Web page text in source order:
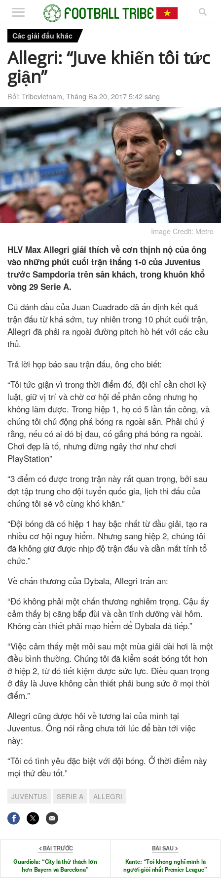
Các giải đấu khác
Allegri: “Juve khiến tôi tức
giận”
Bởi: Tribevietnam, Tháng Ba 20, 2017 5:42 sáng
Image Credit: Metro
HLV Max Allegri giải thích về cơn thịnh nộ của ông
vào những phút cuối trận thắng 1-0 của Juventus
trước Sampdoria trên sân khách, trong khuôn khổ
vòng 29 Serie A.
Cú đánh đầu của Juan Cuadrado đã ấn định kết quả
trận đấu từ khá sớm, tuy nhiên trong 10 phút cuối trận,
Allegri đã phải ra ngoài đường pitch hò hét với các cầu
thủ.
Trả lời họp báo sau trận đấu, ông cho biết:
“Tôi tức giận vì trong thời điểm đó, đội chỉ cần chơi kỷ
luật, giữ vị trí và chờ cơ hội để phản công nhưng họ
không làm được. Trong hiệp 1, họ có 5 lần tấn công, và
chúng tôi chủ động phá bóng ra ngoài sân. Phải chú ý
rằng, nếu có ai đó bị đau, cố gắng phá bóng ra ngoài.
Chơi đẹp là tố, nhưng đừng ngây thơ như chơi
PlayStation”
“3 điểm có được trong trận này rất quan trọng, bởi sau
đợt tập trung cho đội tuyển quốc gia, lịch thi đấu của
chúng tôi sẽ vô cùng khó khăn.”
“Đội bóng đã có hiệp 1 hay bậc nhất từ đầu giải, tạo ra
nhiều cơ hội nguy hiểm. Nhưng sang hiệp 2, chúng tôi
đã không giữ được nhịp độ trận đấu và dần mất tính tổ
chức.”
Về chấn thương của Dybala, Allegri trấn an:
“Đó không phải một chấn thương nghiêm trọng. Cậu ấy
cảm thấy bị căng bắp đùi và cần tĩnh dưỡng vài hôm.
Không cần thiết phải mạo hiểm để Dybala đá tiếp.”
“Việc cảm thấy mệt mỏi sau một mùa giải dài hơi là một
điều bình thường. Chúng tôi đã kiểm soát bóng tốt hơn
ở hiệp 2, từ đó tiết kiệm được sức lực. Điều quan trọng
ở đây là Juve không cần thiết phải bung sức ở mọi thời
điểm.”
Allegri cũng được hỏi về tương lai của mình tại
Juventus. Ông nói rằng chưa tới lúc để bàn tới việc
này:
“Tôi có tình yêu đặc biệt với đội bóng. Ở thời điểm này
mọi thứ đều tốt.”
JUVENTUS SERIE A ALLEGRI
BÀI TRƯỚC
Guardiola: “City là thử thách lớn
hơn Bayern và Barcelona”
BÀI SAU
Kante: “Tôi không nghĩ mình là
người giỏi nhất Premier League”